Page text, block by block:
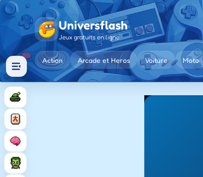
Universflash
Jeux gratuits en ligne
Action Arcade et Heros Voiture Moto